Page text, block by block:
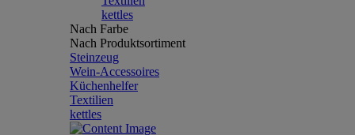
kettles
Nach Farbe
Nach Produktsortiment
Steinzeug
Wein-Accessoires
Küchenhelfer
Textilien
kettles